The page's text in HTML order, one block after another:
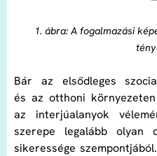
1. ábra: A fogalmazási
Bár az elsődleges
és az otthoni
az interjúalanyok
szerepe legalább olyan
sikeressége